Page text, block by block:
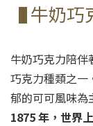
▐牛奶巧
牛奶巧克力陪
巧克力種類之一
郁的可可風味為
1875 年，世界